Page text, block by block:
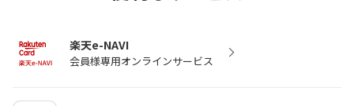
楽天e-NAVI
会員様専用オンラインサービス